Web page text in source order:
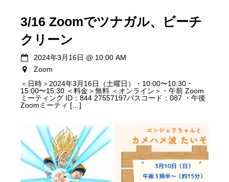
3/16 Zoomでツナガル、ビーチ
クリーン
2024年3月16日 @ 10:00 AM
Zoom
＜日時＞2024年3月16日（土曜日）・10:00〜10:30・
15:00〜15:30 ＜料金＞無料 ＜オンライン＞・午前 Zoom
ミーティング ID：844 27557197パスコード：087 ・午後
Zoomミーティ […]